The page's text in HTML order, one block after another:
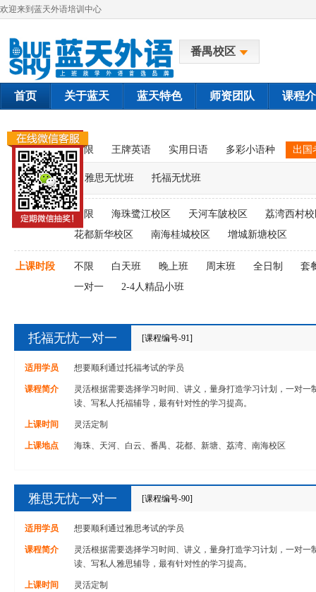
欢迎来到蓝天外语培训中心
番禺校区
首页 关于蓝天 蓝天特色 师资团队 课程
课程类别 不限 王牌英语 实用日语 多彩小语种 出国
雅思无忧班 托福无忧班
上课校区 不限 海珠鹭江校区 天河车陂校区
荔湾西村
花都新华校区
南海桂城校区 增城新塘校区
上课时段 不限 白天班 晚上班 周末班 全日制
套
一对一
2-4人精品小班
托福无忧一对一 [课程编号-91]
适用学员 想要顺利通过托福考试的学员
课程简介
灵活根据需要选择学习时间、讲义，量身打造学习计划，一对一
读、写私人托福辅导，最有针对性的学习提高。
上课时间 灵活定制
上课地点 海珠、天河、白云、番禺、花都、新塘、荔湾、南海校区
雅思无忧一对一 [课程编号-90]
适用学员 想要顺利通过雅思考试的学员
课程简介
灵活根据需要选择学习时间、讲义，量身打造学习计划，一对一
读、写私人雅思辅导，最有针对性的学习提高。
上课时间 灵活定制